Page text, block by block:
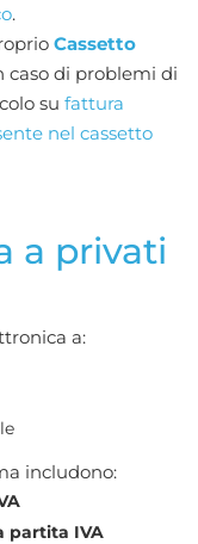
.
Cassetto
caso di problemi di
su fattura
nel cassetto
a privati
a:
includono:
partita IVA